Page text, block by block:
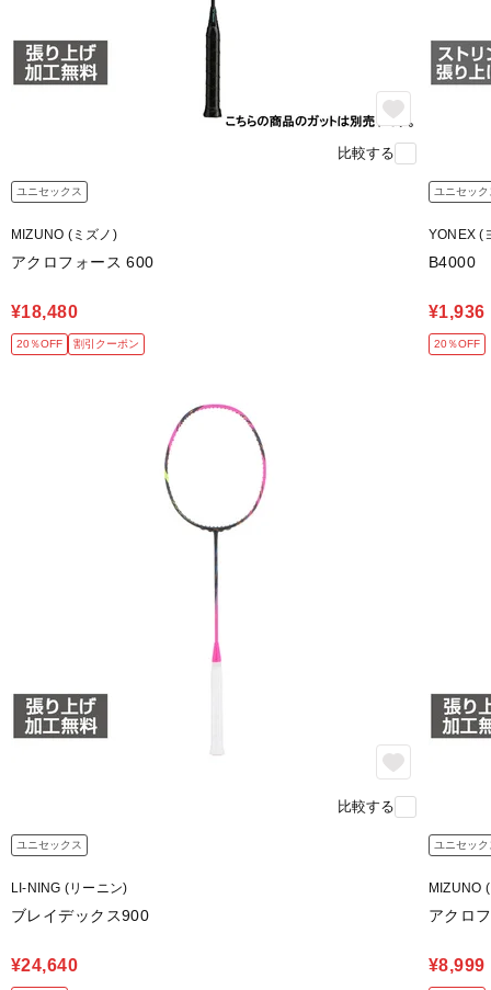
比較する
ユニセックス
MIZUNO (ミズノ)
アクロフォース 600
¥18,480
20％OFF 割引クーポン
ユニセック
YONEX (
B4000
¥1,936
20％OFF
比較する
ユニセックス
LI-NING (リーニン)
ブレイデックス900
¥24,640
ユニセック
MIZUNO
アクロ
¥8,999